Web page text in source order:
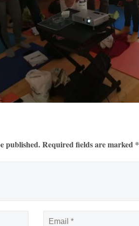
published. Required fields are marked *